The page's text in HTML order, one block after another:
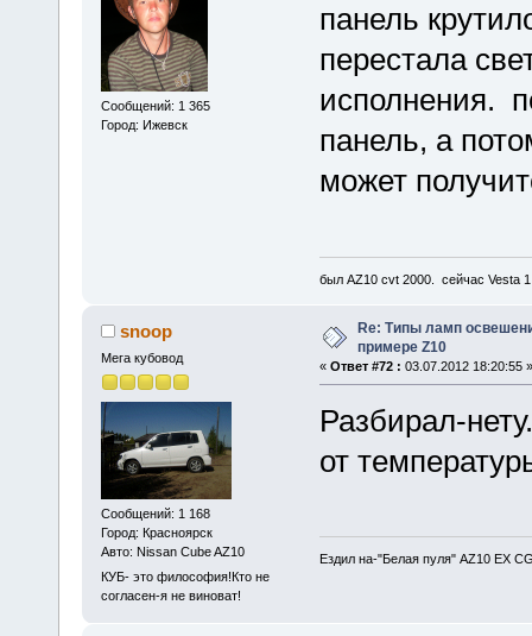
Сообщений: 1 365
Город: Ижевск
панель
перестала
исполнения.
панель, а
может
был AZ10 cvt 2000. сейчас Vesta
snoop
Мега кубовод
Сообщений: 1 168
Город: Красноярск
Авто: Nissan Cube AZ10
КУБ- это философия!Кто не
согласен-я не виноват!
Re: Типы ламп
примере Z10
« Ответ #72 : 03.07.2012 18:20:55 »
Разбирал-
от
Ездил на-"Белая пуля" AZ10 EX